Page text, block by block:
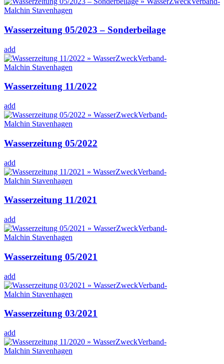
Wasserzeitung 05/2023 – Sonderbeilage
add
Wasserzeitung 11/2022
add
Wasserzeitung 05/2022
add
Wasserzeitung 11/2021
add
Wasserzeitung 05/2021
add
Wasserzeitung 03/2021
add